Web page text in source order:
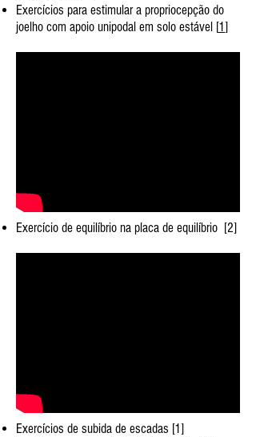
Exercícios para estimular a propriocepção do
joelho com apoio unipodal em solo estável [1]​​
Exercício de equilíbrio na placa de equilíbrio [2]
Exercícios de subida de escadas [1]